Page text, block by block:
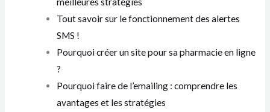
Tout savoir sur le fonctionnement des alertes
SMS !
Pourquoi créer un site pour sa pharmacie en ligne
?
Pourquoi faire de l’emailing : comprendre les
avantages et les stratégies